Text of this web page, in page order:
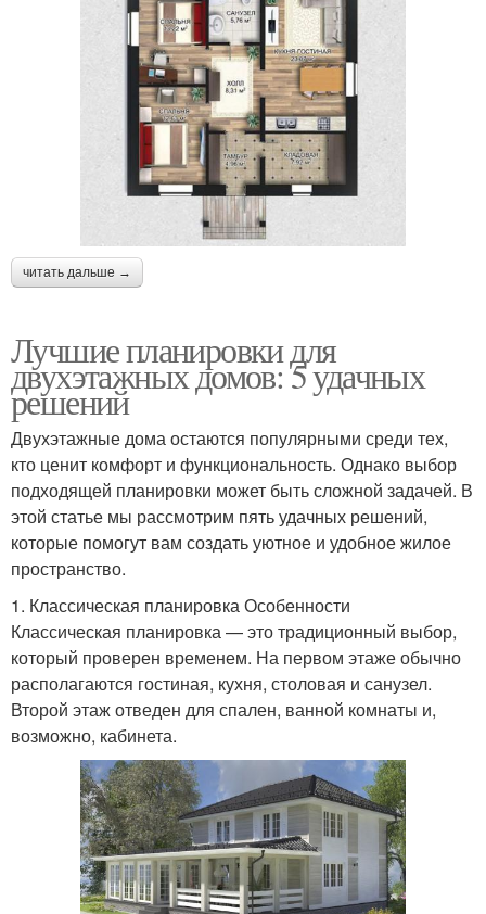
читать дальше →
Лучшие планировки для
двухэтажных домов: 5 удачных
решений
Двухэтажные дома остаются популярными среди тех,
кто ценит комфорт и функциональность. Однако выбор
подходящей планировки может быть сложной задачей. В
этой статье мы рассмотрим пять удачных решений,
которые помогут вам создать уютное и удобное жилое
пространство.
1. Классическая планировка Особенности
Классическая планировка — это традиционный выбор,
который проверен временем. На первом этаже обычно
располагаются гостиная, кухня, столовая и санузел.
Второй этаж отведен для спален, ванной комнаты и,
возможно, кабинета.